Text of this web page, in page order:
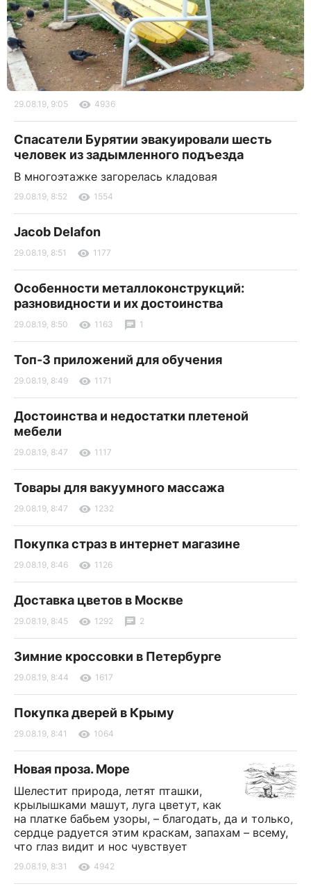
29.08.19, 9:05 4936
Спасатели Бурятии эвакуировали шесть
человек из задымленного подъезда
В многоэтажке загорелась кладовая
29.08.19, 8:52 1554
Jacob Delafon
29.08.19, 8:51 1177
Особенности металлоконструкций:
разновидности и их достоинства
29.08.19, 8:50 1163 1
Топ-3 приложений для обучения
29.08.19, 8:49 1171
Достоинства и недостатки плетеной
мебели
29.08.19, 8:47 1117
Товары для вакуумного массажа
29.08.19, 8:47 1232
Покупка страз в интернет магазине
29.08.19, 8:46 1126
Доставка цветов в Москве
29.08.19, 8:45 1292 2
Зимние кроссовки в Петербурге
29.08.19, 8:44 1617
Покупка дверей в Крыму
29.08.19, 8:41 1064
Новая проза. Море
Шелестит природа, летят пташки,
крылышками машут, луга цветут, как
на платке бабьем узоры, – благодать, да и только,
сердце радуется этим краскам, запахам – всему,
что глаз видит и нос чувствует
29.08.19, 8:31 4942